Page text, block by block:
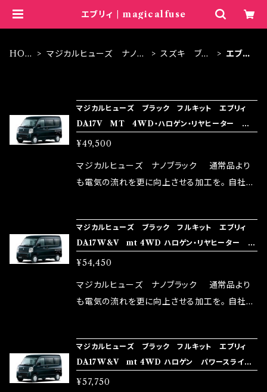
エブリィ | magicalfuse
HOM
マジカルヒューズ ナノブ
スズキ ブラ
エブリ
マジカルヒューズ ブラック フルキット エブリィ
DA17V MT 4WD・ハロゲン・リヤヒーター MF
SUFB294 30個
¥49,500
マジカルヒューズ ナノブラック 通常品より
も電気の流れを更に向上させる加工を。 自社比
メ！ レーシングドライバーMAX織戸選手がテス
ターとなり吟味し時間を掛けて検証し、これは
体感出来て面白く、車には必ずプラスになりデメ
リットが無い。と。 コラボ開発製品です。 購入先
はこちらのマジカルヒューズ直販サイトと横浜に
rz）の2店舗の専売品になりますので宜しくお願
い致します。
マジカルヒューズ ブラック フルキット エブリィ
DA17W&V mt 4WD ハロゲン・リヤヒーター M
FSUFB249 33個
¥54,450
マジカルヒューズ ナノブラック 通常品より
も電気の流れを更に向上させる加工を。 自社比
メ！ レーシングドライバーMAX織戸選手がテス
ターとなり吟味し時間を掛けて検証し、これは
体感出来て面白く、車には必ずプラスになりデメ
マジカルヒューズ ブラック フルキット エブリィ
DA17W&V mt 4WD ハロゲン パワースライド
ドア・リアヒ－ター MFSUFB248 35個
¥57,750